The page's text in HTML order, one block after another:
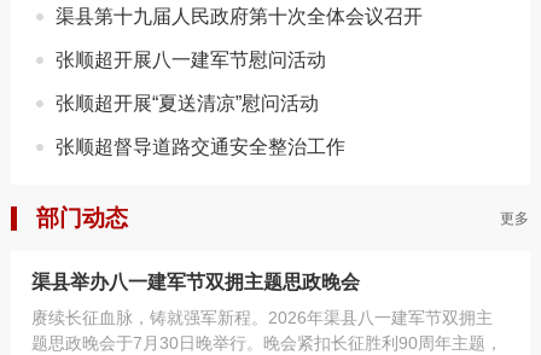
渠县第十九届人民政府第十次全体会议召开
张顺超开展八一建军节慰问活动
张顺超开展“夏送清凉”慰问活动
张顺超督导道路交通安全整治工作
更多
部门动态
渠县举办八一建军节双拥主题思政晚会
赓续长征血脉，铸就强军新程。2026年渠县八一建军节双拥主
题思政晚会于7月30日晚举行。晚会紧扣长征胜利90周年主题，